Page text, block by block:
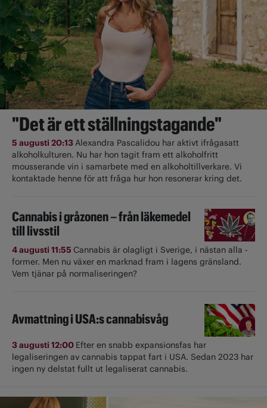
"Det är ett ställningstagande"
5 augusti 20:13Alexandra Pascalidou har aktivt ifrågasatt
alkoholkulturen. Nu har hon tagit fram ett alkoholfritt
mousserande vin i samarbete med en alkoholtillverkare. Vi
kontaktade henne för att fråga hur hon resonerar kring det.
Cannabis i gråzonen – från läkemedel
till livsstil
4 augusti 11:55 Cannabis är olagligt i ­Sverige, i nästan alla ­
former. Men nu växer en marknad fram i lagens gränsland.
Vem tjänar på normaliseringen?
Avmattning i USA:s cannabisvåg
3 augusti 12:00 Efter en snabb expansionsfas har
legaliseringen av cannabis tappat fart i USA. Sedan 2023 har
ingen ny delstat fullt ut ­legaliserat cannabis.